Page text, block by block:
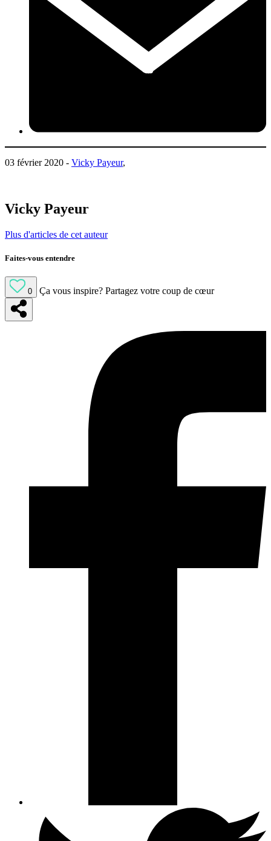
03 février 2020 - Vicky Payeur,
Vicky Payeur
Plus d'articles de cet auteur
Faites-vous entendre
0 Ça vous inspire? Partagez votre coup de cœur